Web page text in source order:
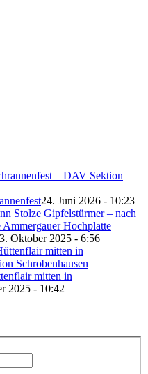
24. Juni 2026 - 10:23
Oktober 2025 - 6:56
mitten in
2025 - 10:42